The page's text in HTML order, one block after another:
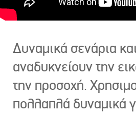
Δυναμικά σενάρια
αναδυκνείουν την
την προσοχή.
πολλαπλά δυναμικά